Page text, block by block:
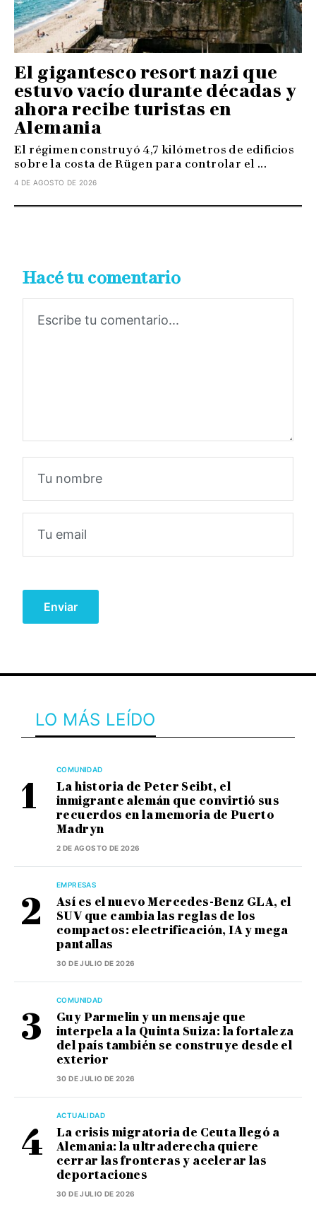
El gigantesco resort nazi que
estuvo vacío durante décadas y
ahora recibe turistas en
Alemania
El régimen construyó 4,7 kilómetros de edificios
sobre la costa de Rügen para controlar el ...
4 DE AGOSTO DE 2026
Hacé tu comentario
LO MÁS LEÍDO
COMUNIDAD
La historia de Peter Seibt, el
inmigrante alemán que convirtió sus
recuerdos en la memoria de Puerto
Madryn
2 DE AGOSTO DE 2026
EMPRESAS
Así es el nuevo Mercedes-Benz GLA, el
SUV que cambia las reglas de los
compactos: electrificación, IA y mega
pantallas
30 DE JULIO DE 2026
COMUNIDAD
Guy Parmelin y un mensaje que
interpela a la Quinta Suiza: la fortaleza
del país también se construye desde el
exterior
30 DE JULIO DE 2026
ACTUALIDAD
La crisis migratoria de Ceuta llegó a
Alemania: la ultraderecha quiere
cerrar las fronteras y acelerar las
deportaciones
30 DE JULIO DE 2026